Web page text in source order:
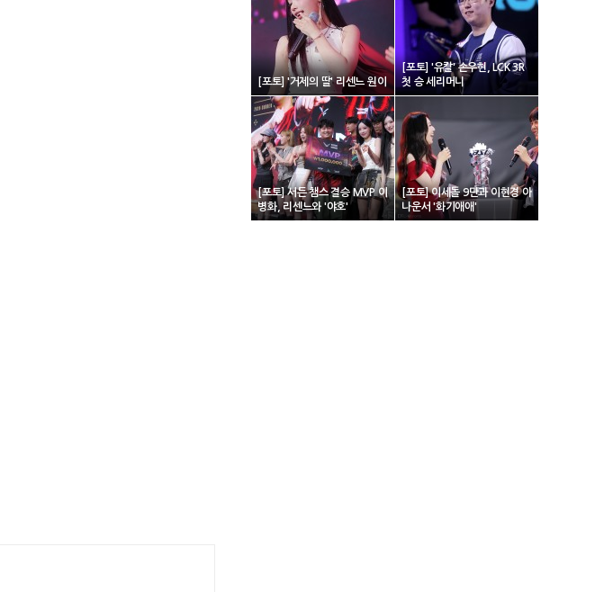
[포토] '거제의 딸' 리센느 원이
[포토] '유칼' 손우현, LCK 3R
첫 승 세리머니
[포토] 서든 챔스 결승 MVP 이
병화, 리센느와 '야호'
[포토] 이세돌 9단과 이현경 아
나운서 '화기애애'